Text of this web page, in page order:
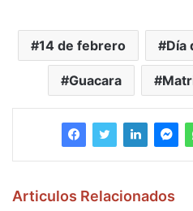
14 de febrero Día
Guacara
Articulos Relacionados